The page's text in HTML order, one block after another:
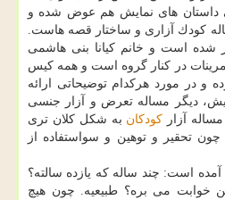
چون حتی داستان های نمایش هم عوض شده و
كودك آزاری و ساختار قصه هاست.
شده است و خانم كیانا بنی هاشمی
در كنار گروه است و همه كیس
و در مورد هركدام توضیحاتی ارائه
دیگر مساله تعرض و آزار جنسی
آزار كودكان به شكل كلان تری
چون تحقیر و توهین و سواستفاده از
است: چند ساله كه یازده سالته؟
خوابت می بره؟ طبیعیه. چون هیچ